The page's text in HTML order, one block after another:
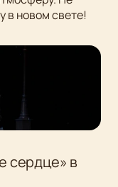
в новом свете!
сердце» в